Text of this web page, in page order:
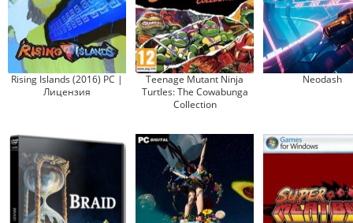
Rising Islands (2016) PC |
Лицензия
Teenage Mutant Ninja
Turtles: The Cowabunga
Collection
Neodash